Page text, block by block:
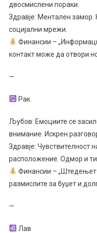
двосмислени пораки.
Здравје: Ментален
социјални мрежи.
Финансии –
контакт може да отвори
—
Рак
Љубов: Емоциите се
внимание. Искрен
Здравје: Чувствителност
расположение. Одмор и
Финансии –
размислите за буџет и
—
Лав